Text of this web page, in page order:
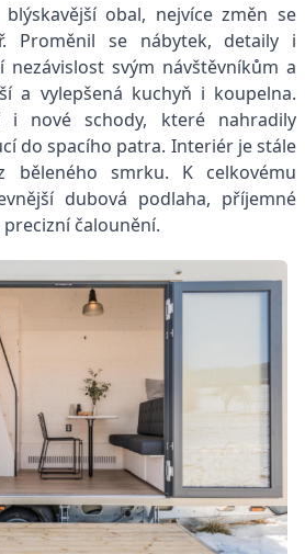
obal, nejvíce změn se
Proměnil se nábytek, detaily i
nezávislost svým návštěvníkům a
a vylepšená kuchyň i koupelna.
i nové schody, které nahradily
do spacího patra. Interiér je stále
běleného smrku. K celkovému
dubová podlaha, příjemné
čalounění.